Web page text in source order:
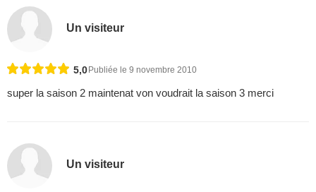
Un visiteur
5,0Publiée le 9 novembre 2010
super la saison 2 maintenat von voudrait la saison 3 merci
Un visiteur